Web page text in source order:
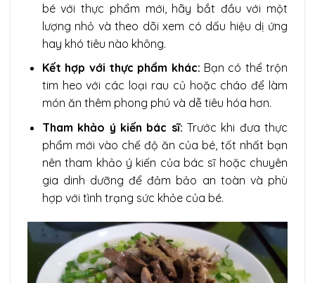
bé với thực phẩm mới, hãy bắt đầu với một
lượng nhỏ và theo dõi xem có dấu hiệu dị ứng
hay khó tiêu nào không.
Kết hợp với thực phẩm khác: Bạn có thể trộn
tim heo với các loại rau củ hoặc cháo để làm
món ăn thêm phong phú và dễ tiêu hóa hơn.
Tham khảo ý kiến bác sĩ: Trước khi đưa thực
phẩm mới vào chế độ ăn của bé, tốt nhất bạn
nên tham khảo ý kiến của bác sĩ hoặc chuyên
gia dinh dưỡng để đảm bảo an toàn và phù
hợp với tình trạng sức khỏe của bé.